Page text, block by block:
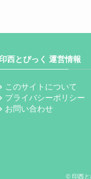
印西とぴっく 運営情報
このサイトについて
プライバシーポリシー
お問い合わせ
© 印西と